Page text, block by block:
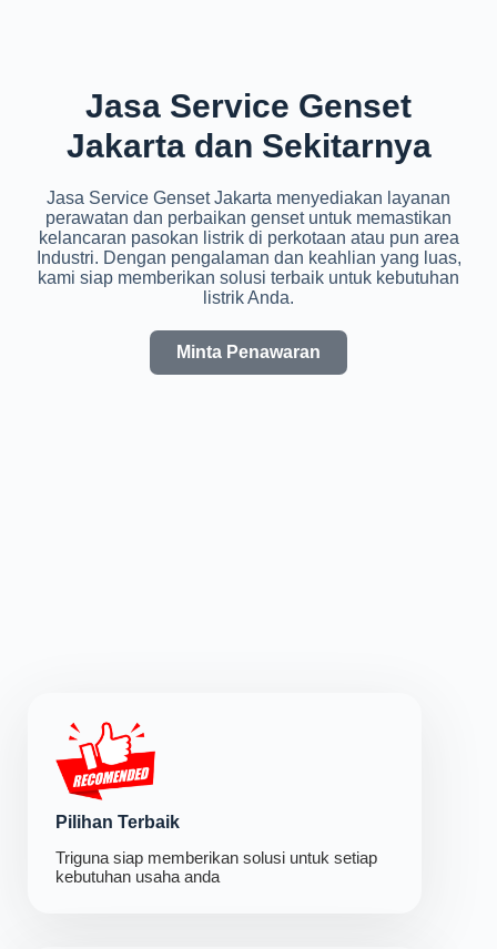
Jasa Service Genset
Jakarta dan Sekitarnya
Jasa Service Genset Jakarta menyediakan layanan
perawatan dan perbaikan genset untuk memastikan
kelancaran pasokan listrik di perkotaan atau pun area
Industri. Dengan pengalaman dan keahlian yang luas,
kami siap memberikan solusi terbaik untuk kebutuhan
listrik Anda.
Minta Penawaran
Pilihan Terbaik
Triguna siap memberikan solusi untuk setiap
kebutuhan usaha anda